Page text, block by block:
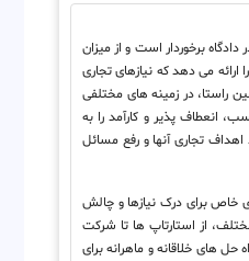
برخوردار است و از میزان
ارائه می دهد که نیازهای تجاری
راستا، در زمینه های مختلفی
انعطاف پذیر و کارآمد را به
تجاری آنها و رفع مسائل
خاص برای درک نیازها و چالش
از استارتاپ ها تا شرکت
های خلاقانه و ماهرانه برای